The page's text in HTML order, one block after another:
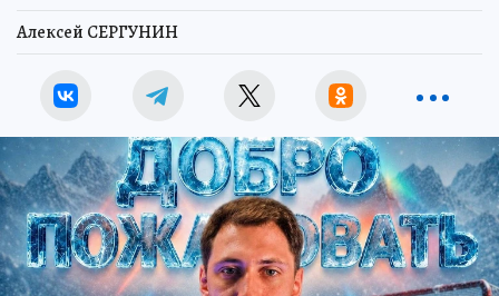
Алексей СЕРГУНИН